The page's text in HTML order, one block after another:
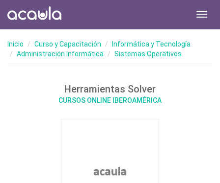
Inicio Curso y Capacitación
Informática y Tecnología
Administración Informática
Sistemas Operativos
Herramientas Solver
CURSOS ONLINE IBEROAMÉRICA